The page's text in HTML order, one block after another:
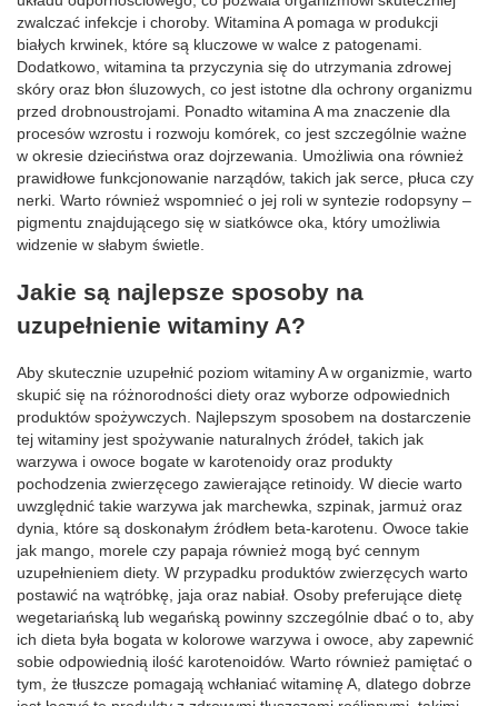
zwalczać infekcje i choroby. Witamina A pomaga w produkcji
białych krwinek, które są kluczowe w walce z patogenami.
Dodatkowo, witamina ta przyczynia się do utrzymania zdrowej
skóry oraz błon śluzowych, co jest istotne dla ochrony organizmu
przed drobnoustrojami. Ponadto witamina A ma znaczenie dla
procesów wzrostu i rozwoju komórek, co jest szczególnie ważne
w okresie dzieciństwa oraz dojrzewania. Umożliwia ona również
prawidłowe funkcjonowanie narządów, takich jak serce, płuca czy
nerki. Warto również wspomnieć o jej roli w syntezie rodopsyny –
pigmentu znajdującego się w siatkówce oka, który umożliwia
widzenie w słabym świetle.
Jakie są najlepsze sposoby na
uzupełnienie witaminy A?
Aby skutecznie uzupełnić poziom witaminy A w organizmie, warto
skupić się na różnorodności diety oraz wyborze odpowiednich
produktów spożywczych. Najlepszym sposobem na dostarczenie
tej witaminy jest spożywanie naturalnych źródeł, takich jak
warzywa i owoce bogate w karotenoidy oraz produkty
pochodzenia zwierzęcego zawierające retinoidy. W diecie warto
uwzględnić takie warzywa jak marchewka, szpinak, jarmuż oraz
dynia, które są doskonałym źródłem beta-karotenu. Owoce takie
jak mango, morele czy papaja również mogą być cennym
uzupełnieniem diety. W przypadku produktów zwierzęcych warto
postawić na wątróbkę, jaja oraz nabiał. Osoby preferujące dietę
wegetariańską lub wegańską powinny szczególnie dbać o to, aby
ich dieta była bogata w kolorowe warzywa i owoce, aby zapewnić
sobie odpowiednią ilość karotenoidów. Warto również pamiętać o
tym, że tłuszcze pomagają wchłaniać witaminę A, dlatego dobrze